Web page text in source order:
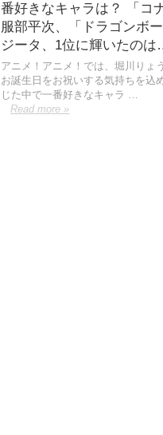
番好きなキャラは？ 「コ
服部平次、「ドラゴンボ
ジータ、1位に輝いたの
アニメ！アニメ！では、堀川りょ
お誕生日をお祝いする気持ちを込
じた中で一番好きなキャラ …
Read more »